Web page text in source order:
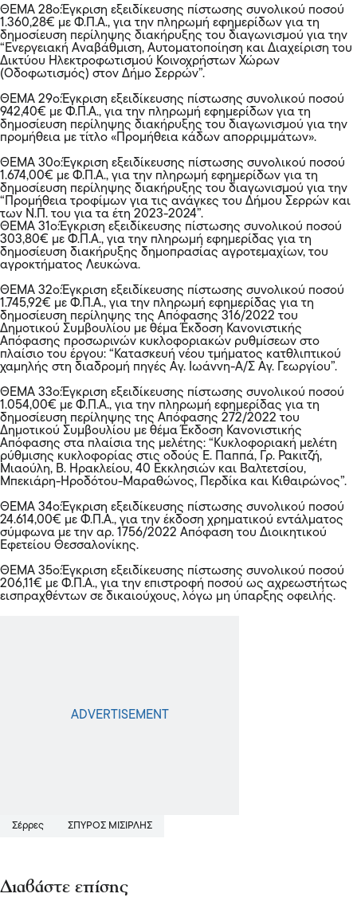
ΘΕΜΑ 28ο:Έγκριση εξειδίκευσης πίστωσης συνολικού ποσού
1.360,28€ με Φ.Π.Α., για την πληρωμή εφημερίδων για τη
δημοσίευση περίληψης διακήρυξης του διαγωνισμού για την
“Ενεργειακή Αναβάθμιση, Αυτοματοποίηση και Διαχείριση του
Δικτύου Ηλεκτροφωτισμού Κοινοχρήστων Χώρων
(Οδοφωτισμός) στον Δήμο Σερρών”.
ΘΕΜΑ 29ο:Έγκριση εξειδίκευσης πίστωσης συνολικού ποσού
942,40€ με Φ.Π.Α., για την πληρωμή εφημερίδων για τη
δημοσίευση περίληψης διακήρυξης του διαγωνισμού για την
προμήθεια με τίτλο «Προμήθεια κάδων απορριμμάτων».
ΘΕΜΑ 30ο:Έγκριση εξειδίκευσης πίστωσης συνολικού ποσού
1.674,00€ με Φ.Π.Α., για την πληρωμή εφημερίδων για τη
δημοσίευση περίληψης διακήρυξης του διαγωνισμού για την
“Προμήθεια τροφίμων για τις ανάγκες του Δήμου Σερρών και
των Ν.Π. του για τα έτη 2023-2024”.
ΘΕΜΑ 31ο:Έγκριση εξειδίκευσης πίστωσης συνολικού ποσού
303,80€ με Φ.Π.Α., για την πληρωμή εφημερίδας για τη
δημοσίευση διακήρυξης δημοπρασίας αγροτεμαχίων, του
αγροκτήματος Λευκώνα.
ΘΕΜΑ 32ο:Έγκριση εξειδίκευσης πίστωσης συνολικού ποσού
1.745,92€ με Φ.Π.Α., για την πληρωμή εφημερίδας για τη
δημοσίευση περίληψης της Απόφασης 316/2022 του
Δημοτικού Συμβουλίου με θέμα Έκδοση Κανονιστικής
Απόφασης προσωρινών κυκλοφοριακών ρυθμίσεων στο
πλαίσιο του έργου: “Κατασκευή νέου τμήματος κατθλιπτικού
χαμηλής στη διαδρομή πηγές Αγ. Ιωάννη-Α/Σ Αγ. Γεωργίου”.
ΘΕΜΑ 33ο:Έγκριση εξειδίκευσης πίστωσης συνολικού ποσού
1.054,00€ με Φ.Π.Α., για την πληρωμή εφημερίδας για τη
δημοσίευση περίληψης της Απόφασης 272/2022 του
Δημοτικού Συμβουλίου με θέμα Έκδοση Κανονιστικής
Απόφασης στα πλαίσια της μελέτης: “Κυκλοφοριακή μελέτη
ρύθμισης κυκλοφορίας στις οδούς Ε. Παππά, Γρ. Ρακιτζή,
Μιαούλη, Β. Ηρακλείου, 40 Εκκλησιών και Βαλτετσίου,
Μπεκιάρη-Ηροδότου-Μαραθώνος, Περδίκα και Κιθαιρώνος”.
ΘΕΜΑ 34ο:Έγκριση εξειδίκευσης πίστωσης συνολικού ποσού
24.614,00€ με Φ.Π.Α., για την έκδοση χρηματικού εντάλματος
σύμφωνα με την αρ. 1756/2022 Απόφαση του Διοικητικού
Εφετείου Θεσσαλονίκης.
ΘΕΜΑ 35ο:Έγκριση εξειδίκευσης πίστωσης συνολικού ποσού
206,11€ με Φ.Π.Α., για την επιστροφή ποσού ως αχρεωστήτως
εισπραχθέντων σε δικαιούχους, λόγω μη ύπαρξης οφειλής.
Σέρρες ΣΠΥΡΟΣ ΜΙΣΙΡΛΗΣ
Διαβάστε επίσης